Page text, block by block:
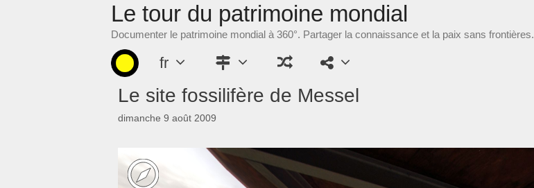
Le tour du patrimoine mondial
Documenter le patrimoine mondial à 360°. Partager la connaissance et la paix sans frontières.
fr
Le site fossilifère de Messel
dimanche 9 août 2009